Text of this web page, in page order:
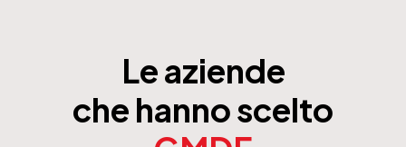
Le aziende
che hanno scelto